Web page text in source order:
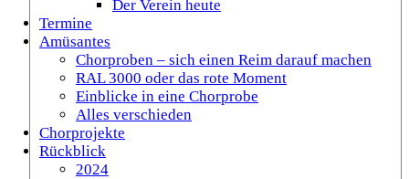
Der Verein heute
Termine
Amüsantes
Chorproben – sich einen Reim darauf machen
RAL 3000 oder das rote Moment
Einblicke in eine Chorprobe
Alles verschieden
Chorprojekte
Rückblick
2024